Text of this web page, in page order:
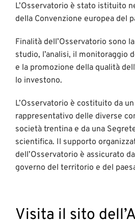
L’Osservatorio è stato istituito
della Convenzione europea del
Finalità dell’Osservatorio sono
studio, l’analisi, il monitoraggio
e la promozione della qualità
lo investono.
L’Osservatorio è costituito da
rappresentativo delle diverse
società trentina e da una
scientifica. Il supporto
dell’Osservatorio è assicurato
governo del territorio e del
Visita il sito